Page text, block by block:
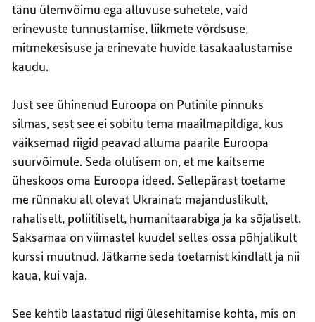
tänu ülemvõimu ega alluvuse suhetele, vaid
erinevuste tunnustamise, liikmete võrdsuse,
mitmekesisuse ja erinevate huvide tasakaalustamise
kaudu.
Just see ühinenud Euroopa on Putinile pinnuks
silmas, sest see ei sobitu tema maailmapildiga, kus
väiksemad riigid peavad alluma paarile Euroopa
suurvõimule. Seda olulisem on, et me kaitseme
üheskoos oma Euroopa ideed. Sellepärast toetame
me rünnaku all olevat Ukrainat: majanduslikult,
rahaliselt, poliitiliselt, humanitaarabiga ja ka sõjaliselt.
Saksamaa on viimastel kuudel selles ossa põhjalikult
kurssi muutnud. Jätkame seda toetamist kindlalt ja nii
kaua, kui vaja.
See kehtib laastatud riigi ülesehitamise kohta, mis on